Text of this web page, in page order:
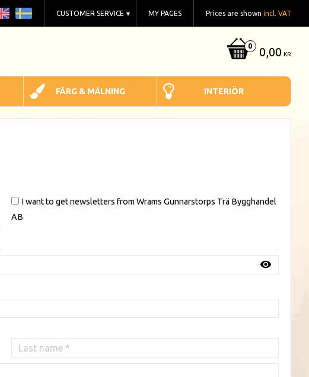
0,00 KR
Prices are shown incl. VAT
MY PAGES
CUSTOMER SERVICE
FÄRG & MÅLNING INTERIÖR
I want to get newsletters from Wrams Gunnarstorps Trä Bygghandel
AB
visibility